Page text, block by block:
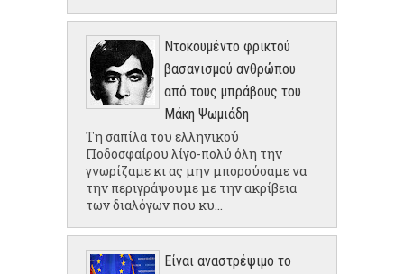
Ντοκουμέντο φρικτού
βασανισμού ανθρώπου
από τους μπράβους του
Μάκη Ψωμιάδη
Τη σαπίλα του ελληνικού
Ποδοσφαίρου λίγο-πολύ όλη την
γνωρίζαμε κι ας μην μπορούσαμε να
την περιγράψουμε με την ακρίβεια
των διαλόγων που κυ...
Είναι αναστρέψιμο το